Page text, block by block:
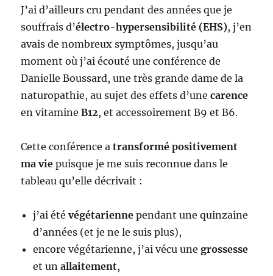
J’ai d’ailleurs cru pendant des années que je
souffrais d’électro-hypersensibilité (EHS), j’en
avais de nombreux symptômes, jusqu’au
moment où j’ai écouté une conférence de
Danielle Boussard, une très grande dame de la
naturopathie, au sujet des effets d’unecarence
en vitamineB12, et accessoirement B9 et B6.
Cette conférence atransformé positivement
ma vie puisque je me suis reconnue dans le
tableau qu’elle décrivait :
j’ai étévégétariennependant une quinzaine
d’années (et je ne le suis plus),
encore végétarienne, j’ai vécu unegrossesse
et unallaitement,